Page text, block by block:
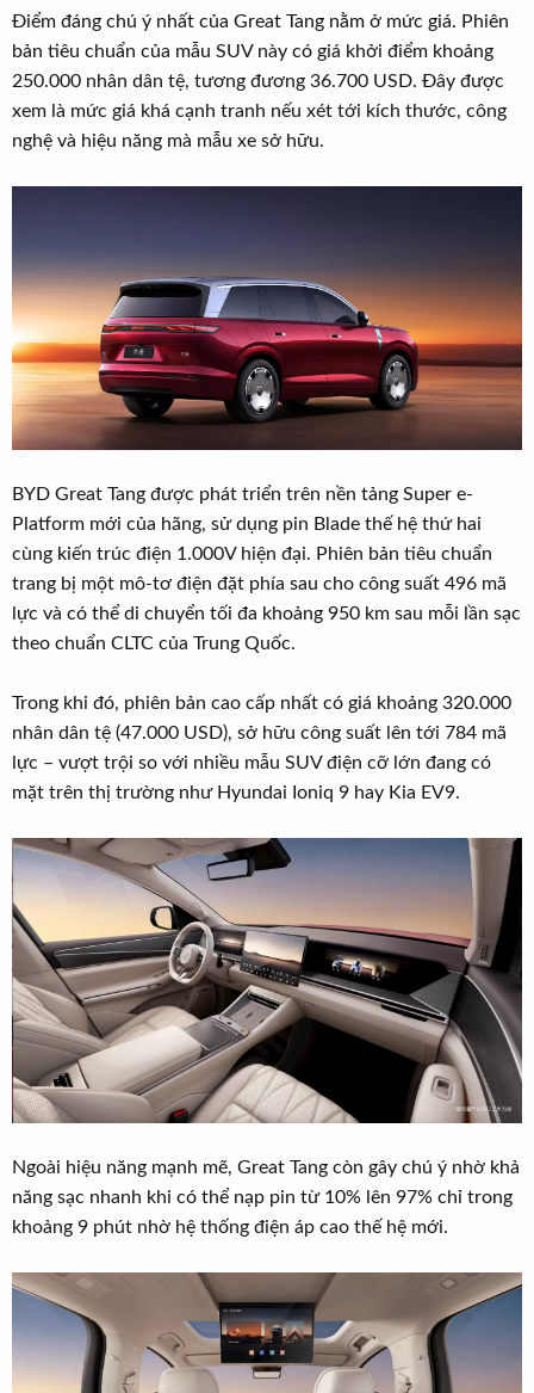
Điểm đáng chú ý nhất của Great Tang nằm ở mức giá. Phiên
bản tiêu chuẩn của mẫu SUV này có giá khởi điểm khoảng
250.000 nhân dân tệ, tương đương 36.700 USD. Đây được
xem là mức giá khá cạnh tranh nếu xét tới kích thước, công
nghệ và hiệu năng mà mẫu xe sở hữu.
BYD Great Tang được phát triển trên nền tảng Super e-
Platform mới của hãng, sử dụng pin Blade thế hệ thứ hai
cùng kiến trúc điện 1.000V hiện đại. Phiên bản tiêu chuẩn
trang bị một mô-tơ điện đặt phía sau cho công suất 496 mã
lực và có thể di chuyển tối đa khoảng 950 km sau mỗi lần sạc
theo chuẩn CLTC của Trung Quốc.
Trong khi đó, phiên bản cao cấp nhất có giá khoảng 320.000
nhân dân tệ (47.000 USD), sở hữu công suất lên tới 784 mã
lực – vượt trội so với nhiều mẫu SUV điện cỡ lớn đang có
mặt trên thị trường như Hyundai Ioniq 9 hay Kia EV9.
Ngoài hiệu năng mạnh mẽ, Great Tang còn gây chú ý nhờ khả
năng sạc nhanh khi có thể nạp pin từ 10% lên 97% chỉ trong
khoảng 9 phút nhờ hệ thống điện áp cao thế hệ mới.